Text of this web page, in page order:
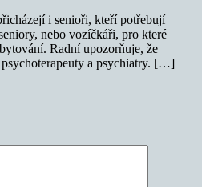
i senioři, kteří potřebují
nebo vozíčkáři, pro které
Radní upozorňuje, že
a psychiatry. […]